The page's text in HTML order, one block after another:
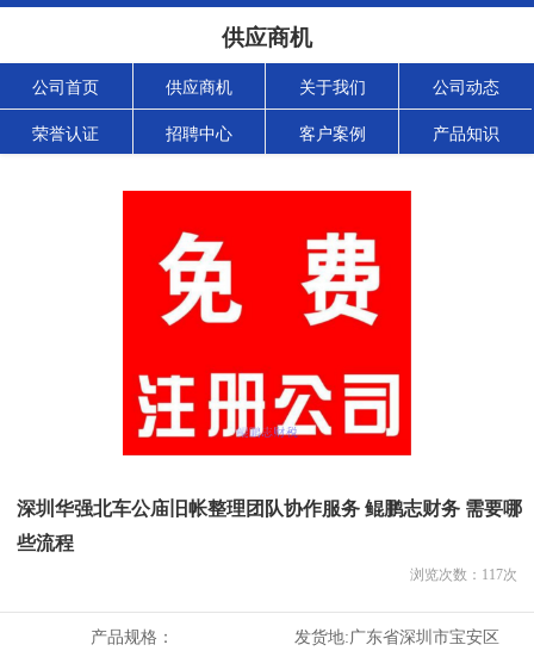
供应商机
公司首页 供应商机 关于我们 公司动态
荣誉认证 招聘中心 客户案例 产品知识
深圳华强北车公庙旧帐整理团队协作服务 鲲鹏志财务 需要哪
些流程
浏览次数： 117次
产品规格： 发货地:广东省深圳市宝安区